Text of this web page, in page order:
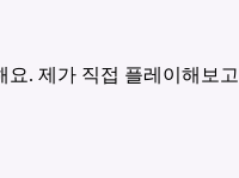
. 제가 직접 플레이해보